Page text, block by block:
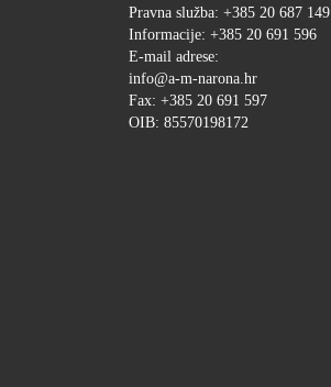
Pravna služba: +385 20 687 149
Informacije: +385 20 691 596
E-mail adrese:
info@a-m-narona.hr
Fax: +385 20 691 597
OIB: 85570198172